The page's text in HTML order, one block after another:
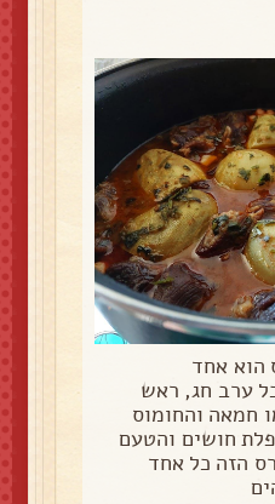
הוא אחד
ערב חג, ראש
חמאה והחומוס
חושים והטעם
הזה כל אחד